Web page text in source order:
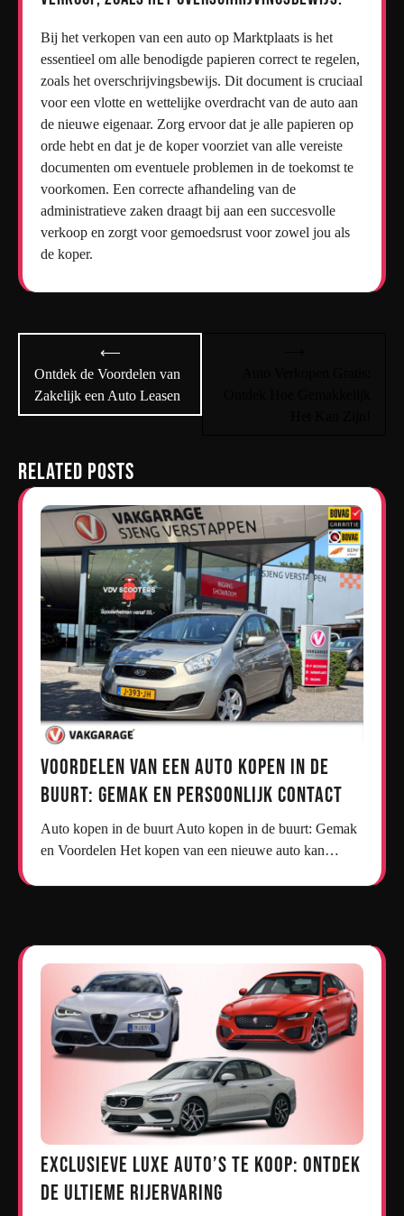
Bij het verkopen van een auto op Marktplaats is het
essentieel om alle benodigde papieren correct te regelen,
zoals het overschrijvingsbewijs. Dit document is cruciaal
voor een vlotte en wettelijke overdracht van de auto aan
de nieuwe eigenaar. Zorg ervoor dat je alle papieren op
orde hebt en dat je de koper voorziet van alle vereiste
documenten om eventuele problemen in de toekomst te
voorkomen. Een correcte afhandeling van de
administratieve zaken draagt bij aan een succesvolle
verkoop en zorgt voor gemoedsrust voor zowel jou als
de koper.
navigatie
⟵
Ontdek de Voordelen van
Zakelijk een Auto Leasen
Related Posts
Voordelen van een Auto Kopen in de
Buurt: Gemak en Persoonlijk Contact
Auto kopen in de buurt Auto kopen in de buurt: Gemak
en Voordelen Het kopen van een nieuwe auto kan…
Exclusieve Luxe Auto’s te Koop: Ontdek
de Ultieme Rijervaring